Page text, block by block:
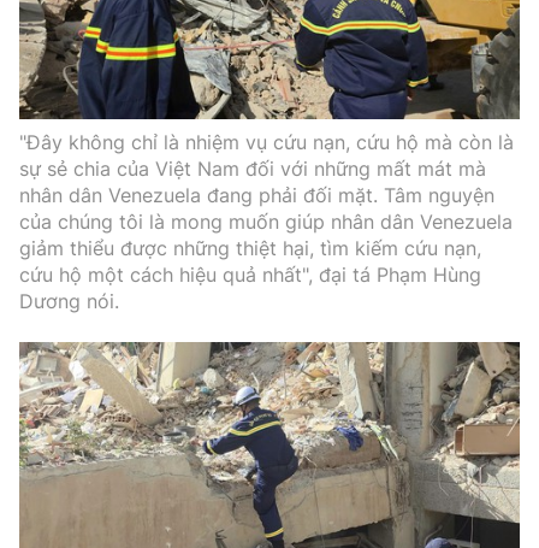
"Đây không chỉ là nhiệm vụ cứu nạn, cứu hộ mà còn là
sự sẻ chia của Việt Nam đối với những mất mát mà
nhân dân Venezuela đang phải đối mặt. Tâm nguyện
của chúng tôi là mong muốn giúp nhân dân Venezuela
giảm thiểu được những thiệt hại, tìm kiếm cứu nạn,
cứu hộ một cách hiệu quả nhất", đại tá Phạm Hùng
Dương nói.